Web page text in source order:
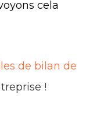
cela
de bilan de
!